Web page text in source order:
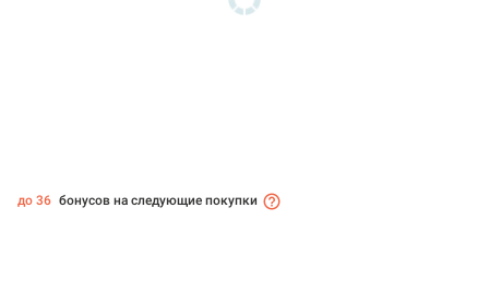
до 36 бонусов на следующие покупки